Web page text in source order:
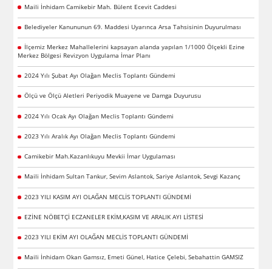
Maili İnhidam Camikebir Mah. Bülent Ecevit Caddesi
Belediyeler Kanununun 69. Maddesi Uyarınca Arsa Tahsisinin Duyurulması
İlçemiz Merkez Mahallelerini kapsayan alanda yapılan 1/1000 Ölçekli Ezine
Merkez Bölgesi Revizyon Uygulama İmar Planı
2024 Yılı Şubat Ayı Olağan Meclis Toplantı Gündemi
Ölçü ve Ölçü Aletleri Periyodik Muayene ve Damga Duyurusu
2024 Yılı Ocak Ayı Olağan Meclis Toplantı Gündemi
2023 Yılı Aralık Ayı Olağan Meclis Toplantı Gündemi
Camikebir Mah.Kazanlıkuyu Mevkii İmar Uygulaması
Maili İnhidam Sultan Tankur, Sevim Aslantok, Sariye Aslantok, Sevgi Kazanç
2023 YILI KASIM AYI OLAĞAN MECLİS TOPLANTI GÜNDEMİ
EZİNE NÖBETÇİ ECZANELER EKİM,KASIM VE ARALIK AYI LİSTESİ
2023 YILI EKİM AYI OLAĞAN MECLİS TOPLANTI GÜNDEMİ
Maili İnhidam Okan Gamsız, Emeti Günel, Hatice Çelebi, Sebahattin GAMSIZ